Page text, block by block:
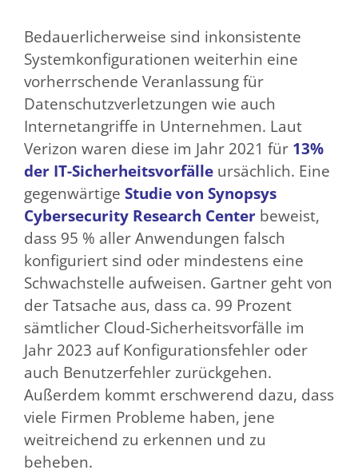
Bedauerlicherweise sind inkonsistente
Systemkonfigurationen weiterhin eine
vorherrschende Veranlassung für
Datenschutzverletzungen wie auch
Internetangriffe in Unternehmen. Laut
Verizon waren diese im Jahr 2021 für 13%
der IT-Sicherheitsvorfälle ursächlich. Eine
gegenwärtige Studie von Synopsys
Cybersecurity Research Center beweist,
dass 95 % aller Anwendungen falsch
konfiguriert sind oder mindestens eine
Schwachstelle aufweisen. Gartner geht von
der Tatsache aus, dass ca. 99 Prozent
sämtlicher Cloud-Sicherheitsvorfälle im
Jahr 2023 auf Konfigurationsfehler oder
auch Benutzerfehler zurückgehen.
Außerdem kommt erschwerend dazu, dass
viele Firmen Probleme haben, jene
weitreichend zu erkennen und zu
beheben.